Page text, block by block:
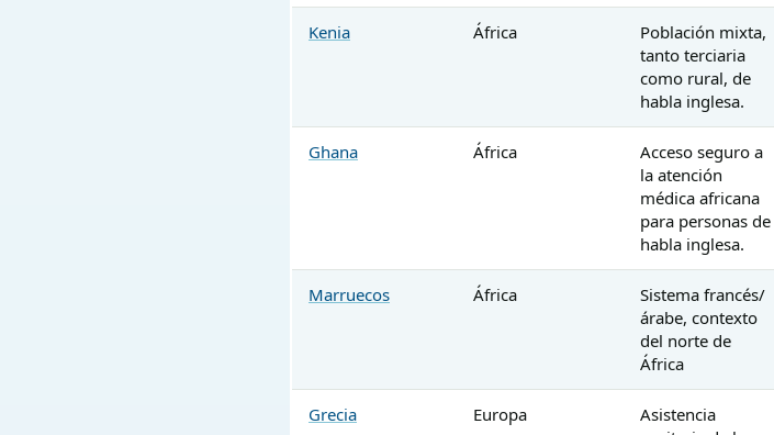
Kenia África
Población mixta,
tanto terciaria
como rural, de
habla inglesa.
Ghana África
Acceso seguro a
la atención
médica africana
para personas de
habla inglesa.
Marruecos África
Sistema francés/
árabe, contexto
del norte de
África
Grecia Europa
Asistencia